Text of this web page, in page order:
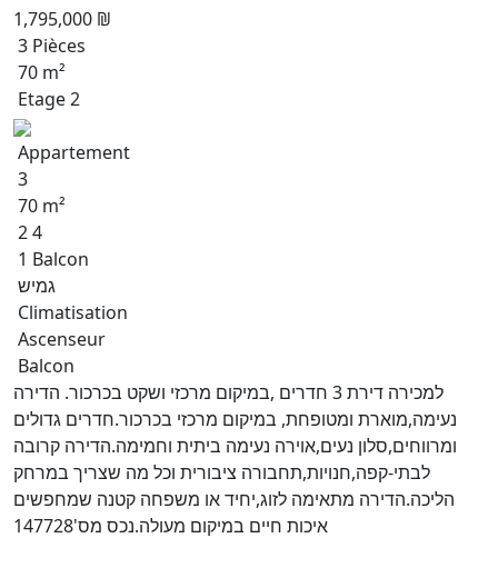
1,795,000 ₪
3 Pièces
70 m²
Etage 2
Appartement
3
70 m²
2 4
1 Balcon
גמיש
Climatisation
Ascenseur
Balcon
למכירה דירת 3 חדרים ,במיקום מרכזי ושקט בכרכור. הדירה
נעימה,מוארת ומטופחת, במיקום מרכזי בכרכור.חדרים גדולים
ומרווחים,סלון נעים,אוירה נעימה ביתית וחמימה.הדירה קרובה
לבתי-קפה,חנויות,תחבורה ציבורית וכל מה שצריך במרחק
הליכה.הדירה מתאימה לזוג,יחיד או משפחה קטנה שמחפשים
איכות חיים במיקום מעולה.נכס מס'147728